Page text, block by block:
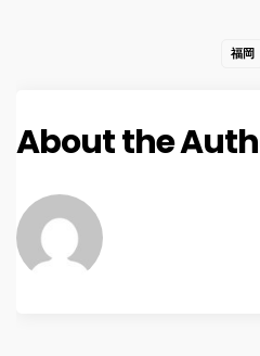
福岡
About the